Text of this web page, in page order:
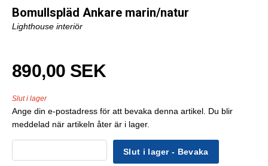
Bomullspläd Ankare marin/natur
Lighthouse interiör
890,00 SEK
Slut i lager
Ange din e-postadress för att bevaka denna artikel. Du blir
meddelad när artikeln åter är i lager.
Slut i lager - Bevaka